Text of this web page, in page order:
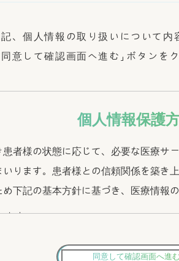
記、個人情報の取り扱いについて内
同意して確認画面へ進む」ボタンを
個人情報保護
者様の状態に応じて、必要な医療サ
ります。患者様との信頼関係を築き
下記の基本方針に基づき、医療情報
ます。
理に必要な範囲において利用致します
漏洩を防止し、安全策を実施致します。